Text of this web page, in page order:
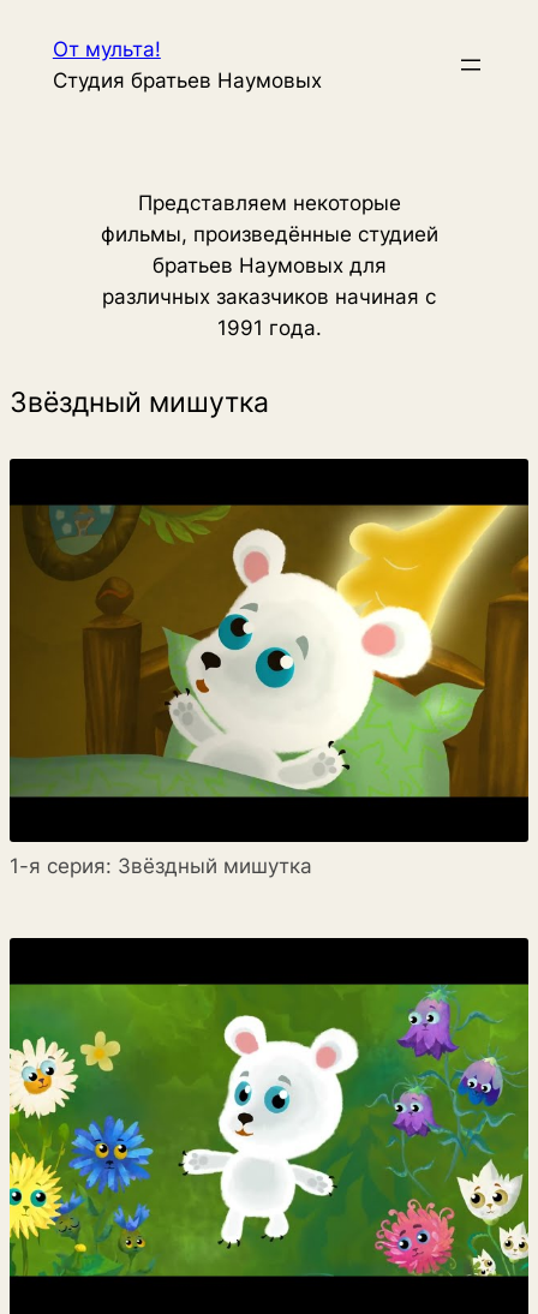
content
От мульта!
Студия братьев Наумовых
Представляем некоторые
фильмы, произведённые студией
братьев Наумовых для
различных заказчиков начиная с
1991 года.
Звёздный мишутка
1-я серия: Звёздный мишутка